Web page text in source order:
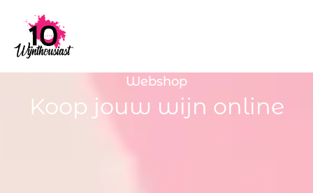
Webshop
Koop jouw wijn online